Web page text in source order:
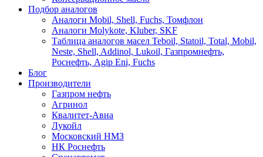
Подбор аналогов
Аналоги Mobil, Shell, Fuchs, Томфлон
Аналоги Molykote, Kluber, SKF
Таблица аналогов масел Teboil, Statoil, Total, Mobil,
Neste, Shell, Addinol, Lukoil, Газпромнефть,
Роснефть, Agip Eni, Fuchs
Блог
Производители
Газпром нефть
Агринол
Квалитет-Авиа
Лукойл
Московский НМЗ
НК Роснефть